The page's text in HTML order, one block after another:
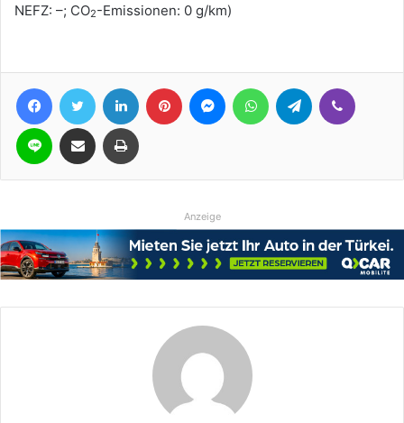
NEFZ: –; CO2-Emissionen: 0 g/km)
FacebookTwitter LinkedIn Pinterest MessengerWhatsAppTelegram
Line Teile per E-Mail Drucken
Anzeige